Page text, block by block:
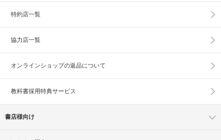
特約店一覧
協力店一覧
オンラインショップの返品について
教科書採用特典サービス
書店様向け